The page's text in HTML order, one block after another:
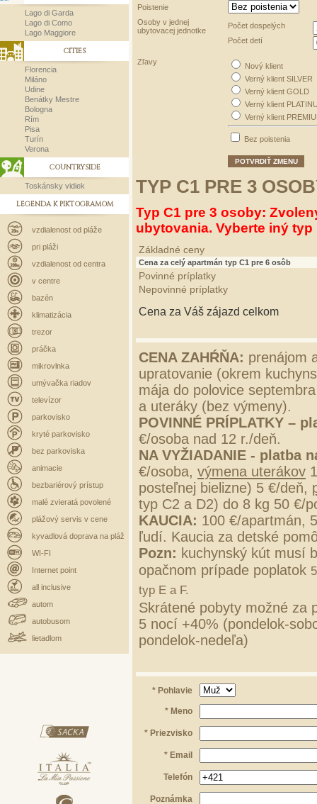
Lago di Garda
Lago di Como
Lago Maggiore
CITIES
Florencia
Miláno
Udine
Benátky Mestre
Bologna
Rím
Pisa
Turín
Verona
COUNTRYSIDE
Toskánsky vidiek
LEGENDA K PIKTOGRAMOM
vzdialenost od pláže
pri pláži
vzdialenost od centra
v centre
bazén
klimatizácia
trezor
práčka
mikrovlnka
umývačka riadov
televízor
parkovisko
kryté parkovisko
bez parkoviska
animacie
bezbariérový prístup
malé zvieratá povolené
plážový servis v cene
kyvadlová doprava na pláž
WI-FI
Internet point
all inclusive
autom
autobusom
lietadlom
Poistenie
Osoby v jednej
ubytovacej jednotke
Počet dospelých
Počet detí
Zľavy
Nový klient
Verný klient SILVER
Verný klient GOLD
Verný klient
Verný klient
Bez poistenia
POTVRDIŤ ZMENU
TYP C1 PRE 3
Typ C1 pre 3 osoby:
ubytovania. Vyberte iný typ
Základné ceny
Cena za celý apartmán typ C1 pre 6 osôb
Povinné príplatky
Nepovinné príplatky
Cena za Váš zájazd celkom
CENA ZAHŔŇA: prenájom
upratovanie (okrem
mája do polovice
a uteráky (bez výmeny).
POVINNÉ PRÍPLATKY –
€/osoba nad 12 r./deň.
NA VYŽIADANIE - platba
€/osoba, výmena uterákov
posteľnej bielizne) 5 €/deň,
typ C2 a D2) do 8 kg 50 €/
KAUCIA: 100 €/apartmán,
ľudí. Kaucia za detské
Pozn: kuchynský kút musí
opačnom prípade poplatok
typ E a F.
Skrátené pobyty možné za
5 nocí +40% (pondelok-
pondelok-nedeľa)
* Pohlavie
* Meno
* Priezvisko
* Email
Telefón
Poznámka